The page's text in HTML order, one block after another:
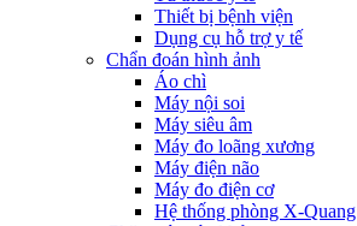
Thiết bị bệnh viện
Dụng cụ hỗ trợ y tế
Chẩn đoán hình ảnh
Áo chì
Máy nội soi
Máy siêu âm
Máy đo loãng xương
Máy điện não
Máy đo điện cơ
Hệ thống phòng X-Quang